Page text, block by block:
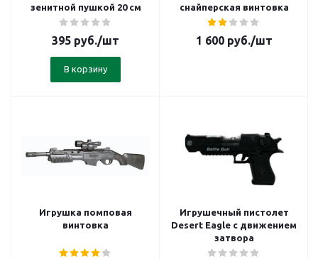
зенитной пушкой 20 см
395 руб./шт
В корзину
снайперская винтовка
1 600руб./шт
Игрушка помповая
винтовка
Игрушечный пистолет
Desert Eagle с движением
затвора